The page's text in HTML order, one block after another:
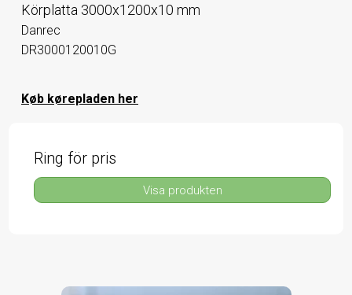
Körplatta 3000x1200x10 mm
Danrec
DR3000120010G
Køb kørepladen her
Ring för pris
Visa produkten